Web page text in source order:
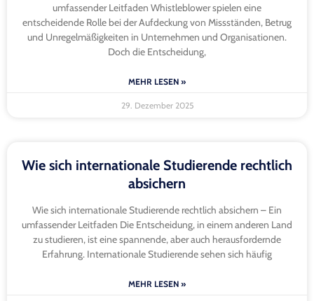
umfassender Leitfaden Whistleblower spielen eine
entscheidende Rolle bei der Aufdeckung von Missständen, Betrug
und Unregelmäßigkeiten in Unternehmen und Organisationen.
Doch die Entscheidung,
MEHR LESEN »
29. Dezember 2025
Wie sich internationale Studierende rechtlich
absichern
Wie sich internationale Studierende rechtlich absichern – Ein
umfassender Leitfaden Die Entscheidung, in einem anderen Land
zu studieren, ist eine spannende, aber auch herausfordernde
Erfahrung. Internationale Studierende sehen sich häufig
MEHR LESEN »